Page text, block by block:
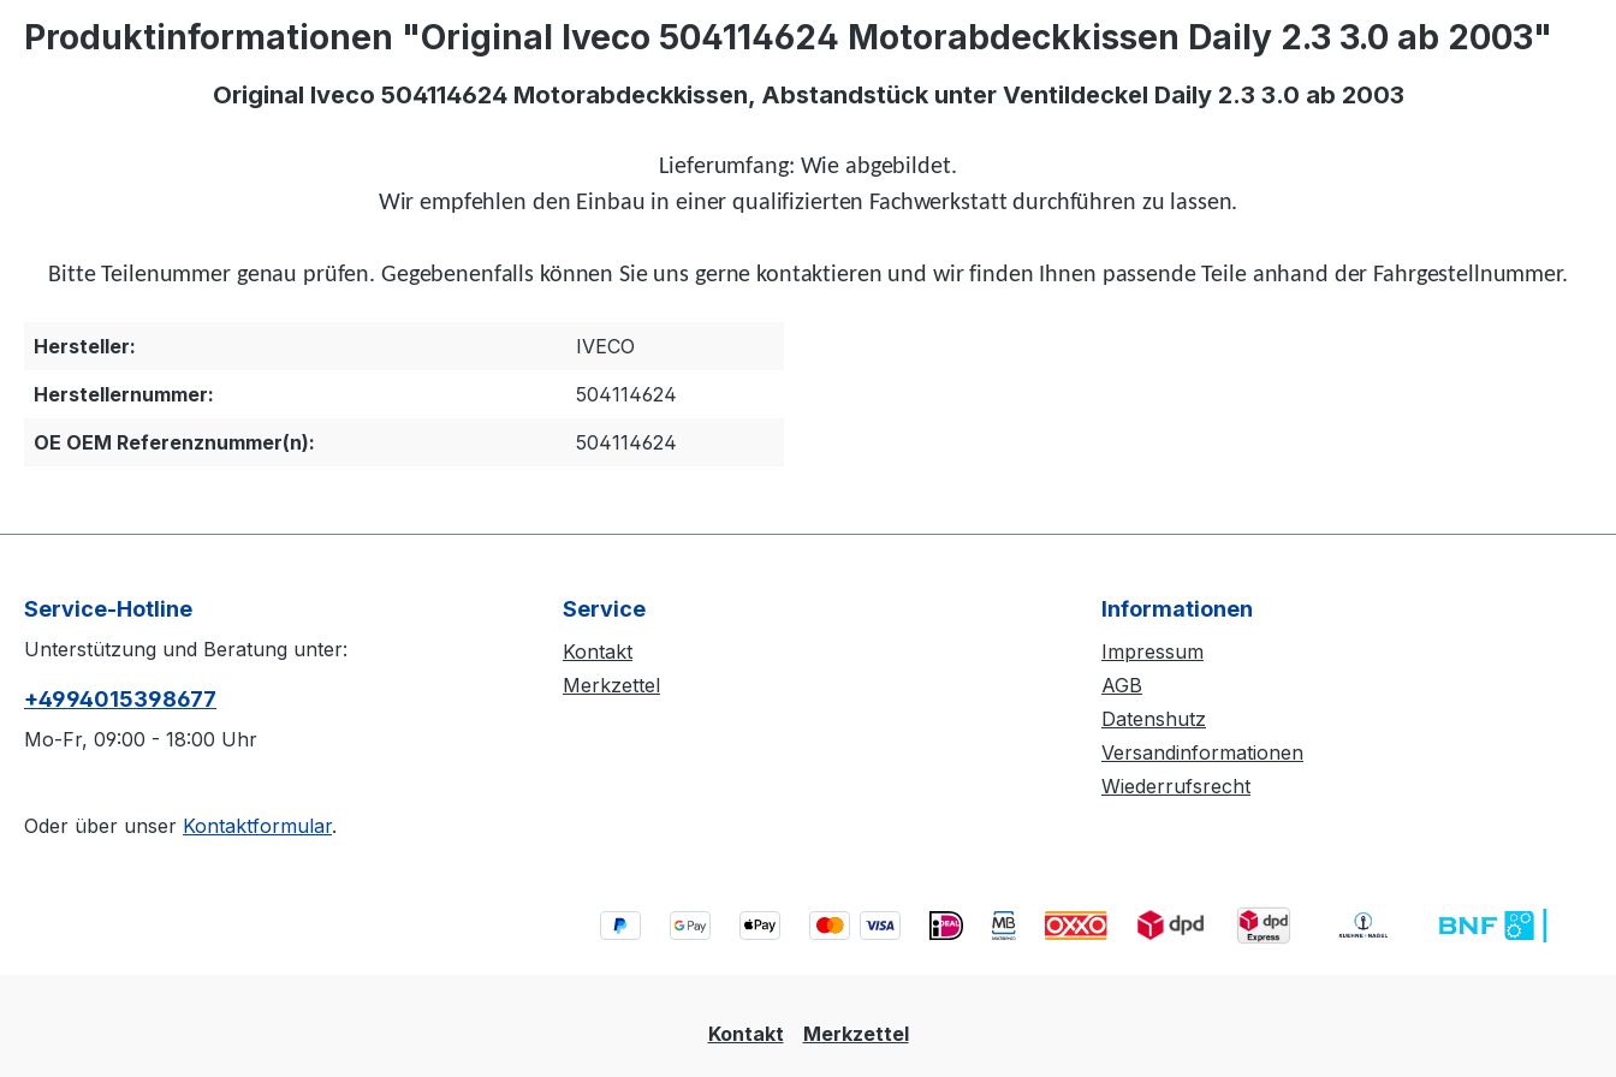
Produktinformationen "Original Iveco 504114624 Motorabdeckkissen Daily 2.3 3.0 ab 2003"
Original Iveco 504114624 Motorabdeckkissen, Abstandstück unter Ventildeckel Daily 2.3 3.0 ab 2003
Lieferumfang: Wie abgebildet.
Wir empfehlen den Einbau in einer qualifizierten Fachwerkstatt durchführen zu lassen.
Bitte Teilenummer genau prüfen. Gegebenenfalls können Sie uns gerne kontaktieren und wirfinden Ihnen passende Teile anhand der Fahrgestellnummer.
Hersteller:
IVECO
Herstellernummer:
504114624
OE OEM Referenznummer(n):
504114624
Service-Hotline
Unterstützung und Beratung unter:
+4994015398677
Mo-Fr, 09:00 - 18:00 Uhr
Oder über unser Kontaktformular.
Service
Kontakt
Merkzettel
Informationen
Impressum
AGB
Datenshutz
Versandinformationen
Wiederrufsrecht
Kontakt Merkzettel